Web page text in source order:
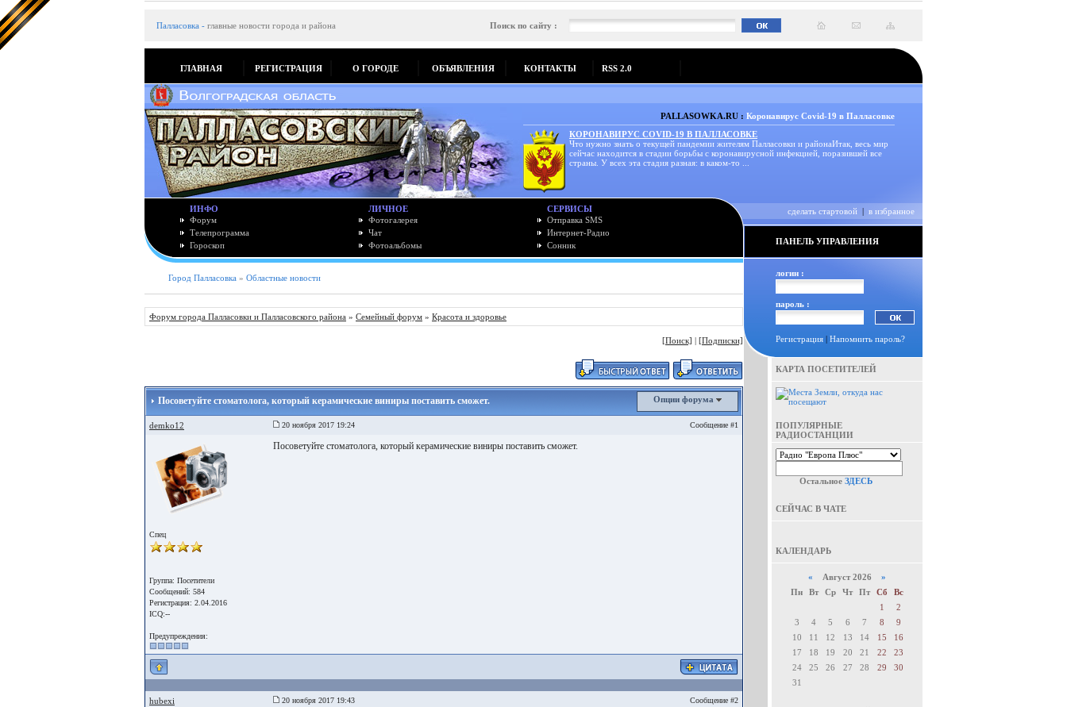
Палласовка - главные новости города и района Поиск по сайту :
ГЛАВНАЯ РЕГИСТРАЦИЯ О ГОРОДЕ ОБЪЯВЛЕНИЯ КОНТАКТЫ RSS 2.0
PALLASOWKA.RU : Коронавирус Covid-19 в Палласовке
КОРОНАВИРУС COVID-19 В ПАЛЛАСОВКЕ
Что нужно знать о текущей пандемии жителям Палласовки и районаИтак, весь мир
сейчас находится в стадии борьбы с коронавирусной инфекцией, поразившей все
страны. У всех эта стадия разная: в каком-то ...
ИНФО
Форум
Телепрограмма
Гороскоп
ЛИЧНОЕ
Фотогалерея
Чат
Фотоальбомы
СЕРВИСЫ
Отправка SMS
Интернет-Радио
Сонник
сделать стартовой | в избранное
ПАНЕЛЬ УПРАВЛЕНИЯ
Город Палласовка » Областные новости
Форум города Палласовки и Палласовского района » Семейный форум » Красота и здоровье
[Поиск] | [Подписки]
Посоветуйте стоматолога, который керамические виниры поставить сможет. Опции форума
demko12 20 ноября 2017 19:24 Сообщение #1
Спец
Группа: Посетители
Сообщений: 584
Регистрация: 2.04.2016
ICQ:--
Предупреждения:
Посоветуйте стоматолога, который керамические виниры поставить сможет.
hubexi 20 ноября 2017 19:43 Сообщение #2
логин :
пароль :
Регистрация | Напомнить пароль?
КАРТА ПОСЕТИТЕЛЕЙ
ПОПУЛЯРНЫЕ
РАДИОСТАНЦИИ
Остальное ЗДЕСЬ
СЕЙЧАС В ЧАТЕ
КАЛЕНДАРЬ
« Август 2026 »
Пн
Вт Ср Чт Пт Сб
Вс
1
2
3
4 5 6 7 8
9
10
11 12 13 14 15
16
17
18 19 20 21 22
23
24
25 26 27 28 29
30
31